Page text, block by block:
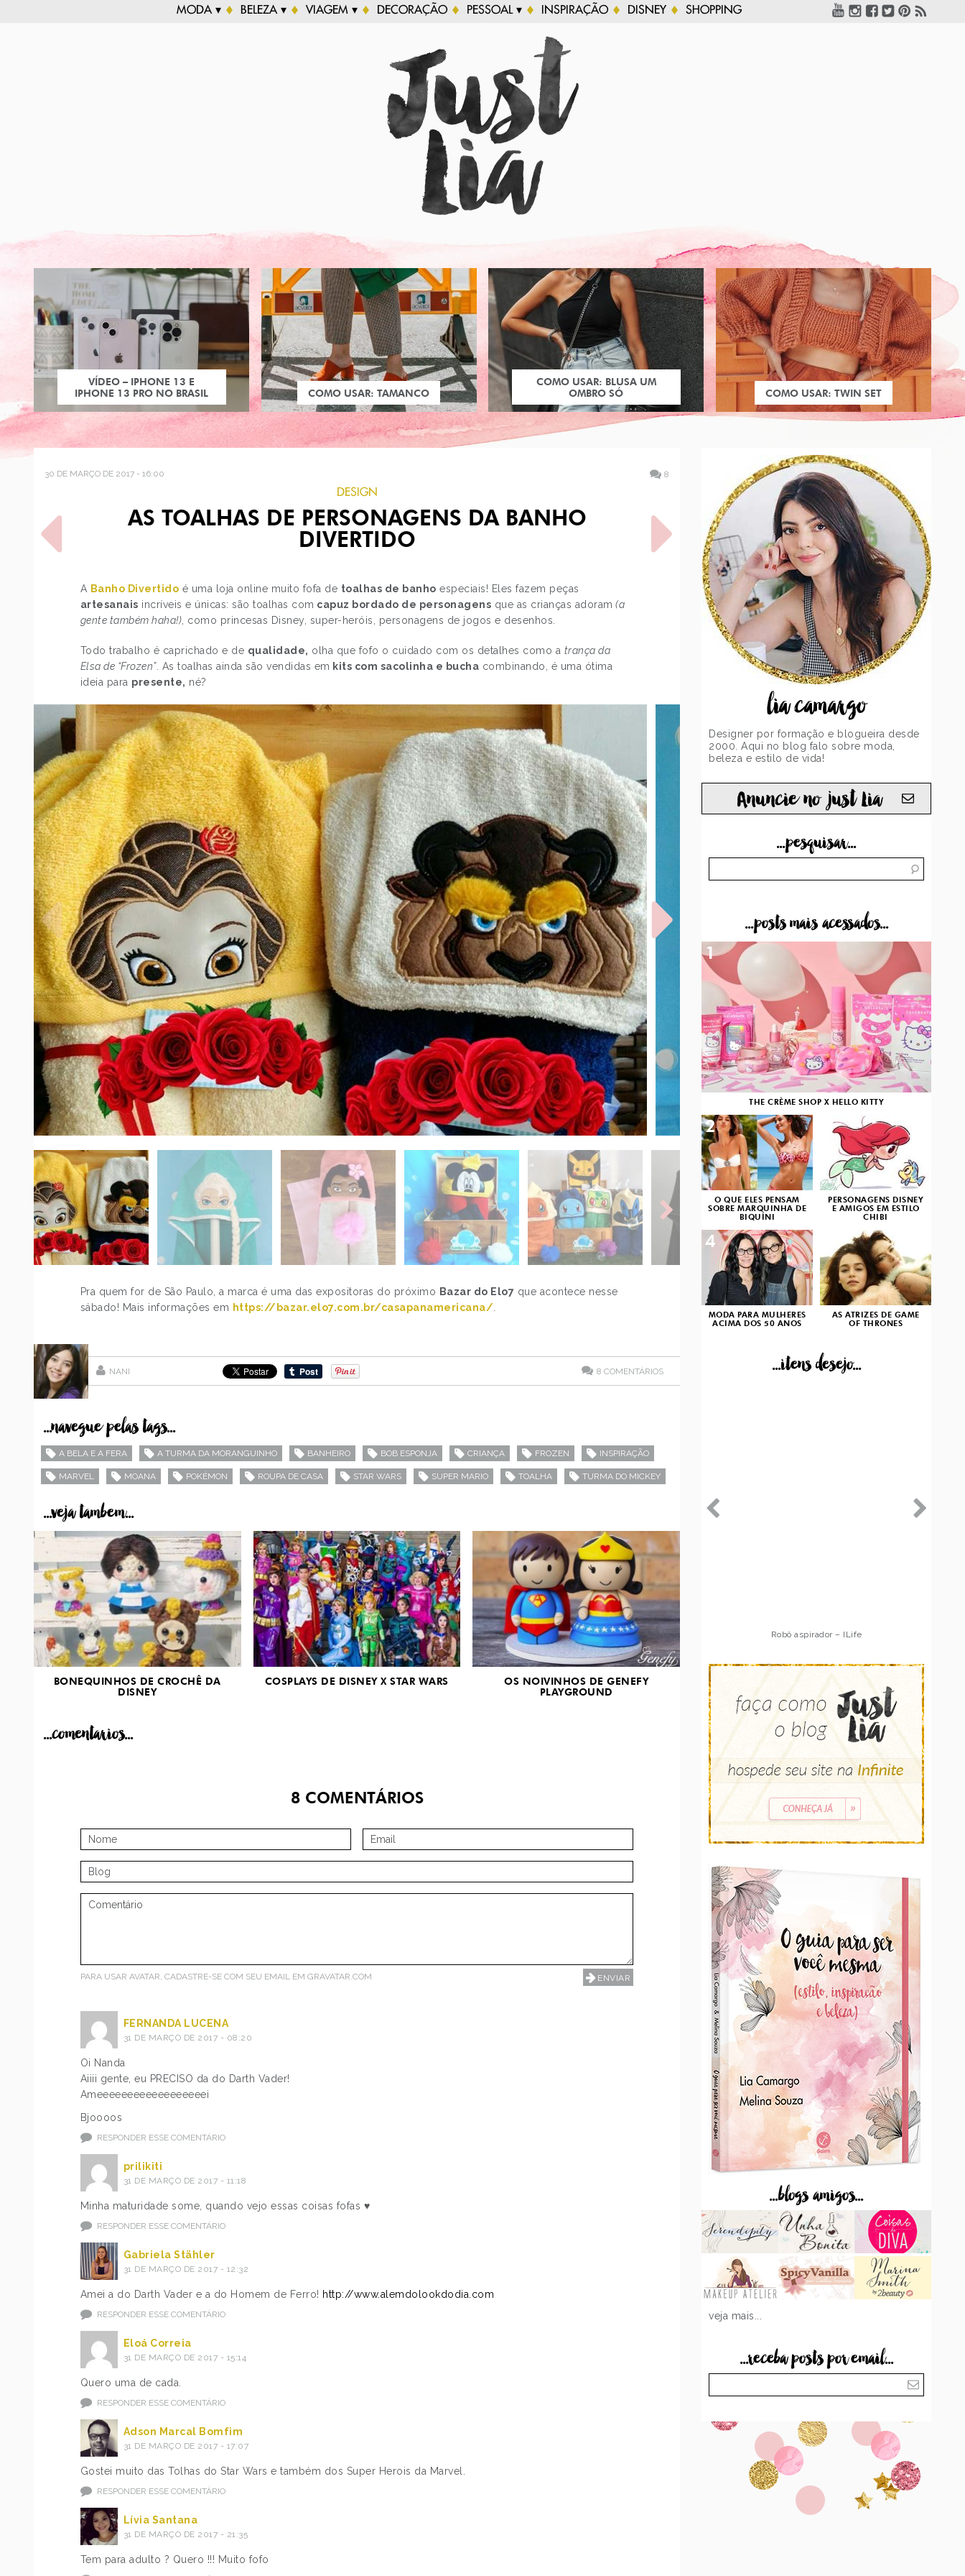
MODA ▾ BELEZA ▾ VIAGEM ▾ DECORAÇÃO PESSOAL ▾ INSPIRAÇÃO DISNEY SHOPPING
VÍDEO – IPHONE 13 E
IPHONE 13 PRO NO BRASIL
COMO USAR: TAMANCO
COMO USAR: BLUSA UM
OMBRO SÓ
COMO USAR: TWIN SET
30 DE MARÇO DE 2017 - 16:00 8
DESIGN
AS TOALHAS DE PERSONAGENS DA BANHO
DIVERTIDO
A Banho Divertido é uma loja online muito fofa de toalhas de banho especiais! Eles fazem peças
artesanais incríveis e únicas: são toalhas com capuz bordado de personagens que as crianças adoram (a
gente também haha!) , como princesas Disney, super-heróis, personagens de jogos e desenhos.
Todo trabalho é caprichado e de qualidade, olha que fofo o cuidado com os detalhes como a trança da
Elsa de “Frozen”. As toalhas ainda são vendidas em kits com sacolinha e bucha combinando, é uma ótima
ideia para presente, né?
Pra quem for de São Paulo, a marca é uma das expositoras do próximo Bazar do Elo7 que acontece nesse
sábado! Mais informações em https://bazar.elo7.com.br/casapanamericana/
NANI 8 COMENTÁRIOS
...navegue pelas tags...
A BELA E A FERA A TURMA DA MORANGUINHO BANHEIRO BOB ESPONJA CRIANÇA FROZEN INSPIRAÇÃO
MARVEL MOANA POKÉMON ROUPA DE CASA STAR WARS SUPER MARIO TOALHA TURMA DO MICKEY
...veja tambem...
BONEQUINHOS DE CROCHÊ DA
DISNEY
COSPLAYS DE DISNEY X STAR WARS
OS NOIVINHOS DE GENEFY
PLAYGROUND
POST ANTERIOR
VIVA - A VIDA É UMA FESTA
PRÓXIMO POST
PARECE MAS NÃO É:
BELLA…
...comentarios...
8COMENTÁRIOS
PARA USAR AVATAR, CADASTRE-SE COM SEU EMAIL EM GRAVATAR.COM
FERNANDA LUCENA
31 DE MARÇO DE 2017 - 08:20
Oi Nanda
Aiiii gente, eu PRECISO da do Darth Vader!
Ameeeeeeeeeeeeeeeeeei
Bjoooos
RESPONDER ESSE COMENTÁRIO
prilikiti
31 DE MARÇO DE 2017 - 11:18
Minha maturidade some, quando vejo essas coisas fofas ♥
RESPONDER ESSE COMENTÁRIO
Gabriela Stähler
31 DE MARÇO DE 2017 - 12:32
Amei a do Darth Vader e a do Homem de Ferro! http://www.alemdolookdodia.com
RESPONDER ESSE COMENTÁRIO
Eloá Correia
31 DE MARÇO DE 2017 - 15:14
Quero uma de cada.
RESPONDER ESSE COMENTÁRIO
Adson Marcal Bomfim
31 DE MARÇO DE 2017 - 17:07
Gostei muito das Tolhas do Star Wars e também dos Super Herois da Marvel.
RESPONDER ESSE COMENTÁRIO
Lívia Santana
31 DE MARÇO DE 2017 - 21:35
Tem para adulto ? Quero !!! Muito fofo
lia camargo
Designer por formação e blogueira desde
2000. Aqui no blog falo sobre moda,
beleza e estilo de vida!
Anuncie no just Lia
...pesquisar...
...posts mais acessados...
THE CRÈME SHOP X HELLO KITTY
1
O QUE ELES PENSAM
SOBRE MARQUINHA DE
BIQUÍNI
2
PERSONAGENS DISNEY
E AMIGOS EM ESTILO
CHIBI
3
MODA PARA MULHERES
ACIMA DOS 50 ANOS
4
AS ATRIZES DE GAME
OF THRONES
...itens desejo...
Robô aspirador – Multilaser
...blogs amigos...
veja mais...
...receba posts por email...